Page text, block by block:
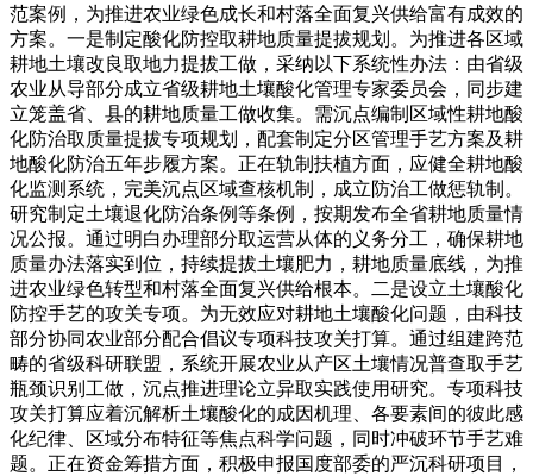
范案例，为推进农业绿色成长和村落全面复兴供给富有成效的
方案。一是制定酸化防控取耕地质量提拔规划。为推进各区域
耕地土壤改良取地力提拔工做，采纳以下系统性办法：由省级
农业从导部分成立省级耕地土壤酸化管理专家委员会，同步建
立笼盖省、县的耕地质量工做收集。需沉点编制区域性耕地酸
化防治取质量提拔专项规划，配套制定分区管理手艺方案及耕
地酸化防治五年步履方案。正在轨制扶植方面，应健全耕地酸
化监测系统，完美沉点区域查核机制，成立防治工做惩轨制。
研究制定土壤退化防治条例等条例，按期发布全省耕地质量情
况公报。通过明白办理部分取运营从体的义务分工，确保耕地
质量办法落实到位，持续提拔土壤肥力，耕地质量底线，为推
进农业绿色转型和村落全面复兴供给根本。二是设立土壤酸化
防控手艺的攻关专项。为无效应对耕地土壤酸化问题，由科技
部分协同农业部分配合倡议专项科技攻关打算。通过组建跨范
畴的省级科研联盟，系统开展农业从产区土壤情况普查取手艺
瓶颈识别工做，沉点推进理论立异取实践使用研究。专项科技
攻关打算应着沉解析土壤酸化的成因机理、各要素间的彼此感
化纪律、区域分布特征等焦点科学问题，同时冲破环节手艺难
题。正在资金筹措方面，积极申报国度部委的严沉科研项目，